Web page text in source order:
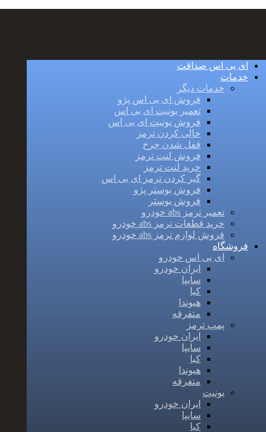
ای بی اس صداقت
خدمات
خدمات دیگر
فروش ای بی اس پژو
تعمیر یونیت ای بی اس
فروش یونیت ای بی اس
خالی کردن ترمز
قفل شدن چرخ
فروش لنت ترمز
خرید لنت ترمز
گیر کردن ترمز ای بی اس
فروش بوستر پژو
فروش بوستر
تعمیر ترمز abs خودرو
خرید قطعات ترمز abs خودرو
فروش لوازم ترمز abs خودرو
فروشگاه
ای بی اس خودرو
ایران خودرو
سایپا
کیا
هیوندا
متفرقه
پمپ ترمز
ایران خودرو
سایپا
کیا
هیوندا
متفرقه
یونیت
ایران خودرو
سایپا
کیا